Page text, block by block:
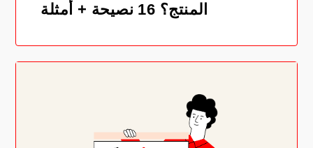
المنتج؟ 16 نصيحة + أمثلة